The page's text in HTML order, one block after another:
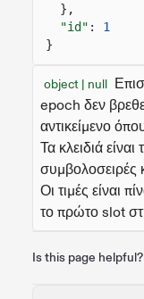
},
"id" :
1
}
object | null
epoch δεν
αντικείμενο
Τα κλειδιά
συμβολοσειρές
Οι τιμές είναι
το πρώτο slot
Is this page helpful?